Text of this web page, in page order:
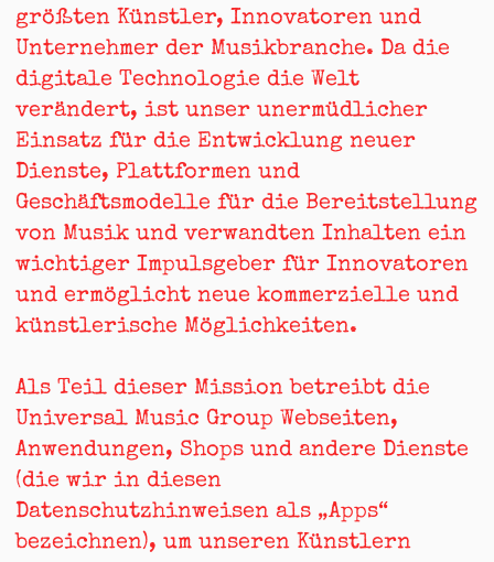
größten Künstler, Innovatoren und
Unternehmer der Musikbranche. Da die
digitale Technologie die Welt
verändert, ist unser unermüdlicher
Einsatz für die Entwicklung neuer
Dienste, Plattformen und
Geschäftsmodelle für die Bereitstellung
von Musik und verwandten Inhalten ein
wichtiger Impulsgeber für Innovatoren
und ermöglicht neue kommerzielle und
künstlerische Möglichkeiten.
Als Teil dieser Mission betreibt die
Universal Music Group Webseiten,
Anwendungen, Shops und andere Dienste
(die wir in diesen
Datenschutzhinweisen als „Apps“
bezeichnen), um unseren Künstlern